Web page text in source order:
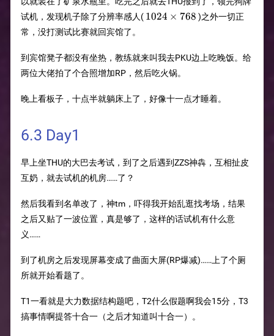
试机，发现机子除了分辨率感人( 1024\times768
1024 × 768 )之外一切正
常，没打测试比赛就回宾馆了。
到宾馆凳子都没有坐热，教练就来叫我去PKU边上吃晚饭。给
两位大佬拍了个合照增加RP，然后吃火锅。
晚上看板子，十点半就躺床上了，好像十一点才睡着。
6.3 Day1
早上坐THU的大巴去考试，到了之后遇到ZZS神犇，互相扯皮
互奶，就去试机的机房……了？
然后我看到名单改了，神tm，吓得我开始乱逛找考场，结果
之后又贴了一波位置，真是够了，这样的话试机有什么意
义……
到了机房之后发现屏幕变成了曲面大屏(RP爆减)……上了个厕
所就开始看题了。
T1一看就是大力数据结构题吧，T2什么假题啊我会15分，T3
搞事情啊提答十合一（之后才知道叫十合一）。